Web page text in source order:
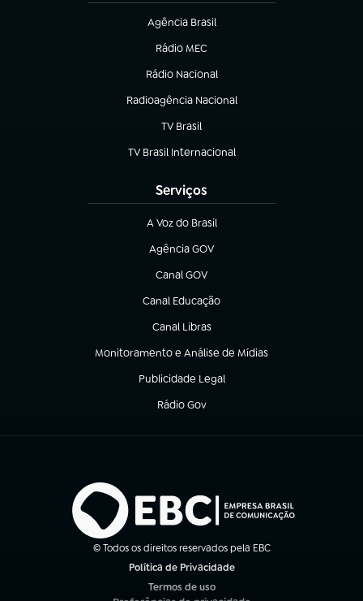
Agência Brasil
(abre em nova aba)
Rádio MEC
(abre em nova aba)
Rádio Nacional
Radioagência Nacional
(abre em nova aba)
TV Brasil
(abre em nova aba)
TV Brasil Internacional
(abre em nova aba)
Serviços
A Voz do Brasil
(abre em nova aba)
Agência GOV
(abre em nova aba)
Canal GOV
(abre em nova aba)
Canal Educação
(abre em nova aba)
Canal Libras
(abre em nova aba)
Monitoramento e Análise de Mídias
(abre em nova aba)
Publicidade Legal
(abre em nova aba)
Rádio Gov
(abre em nova aba)
© Todos os direitos reservados pela EBC
Política de Privacidade
Termos de uso
(abre em nova aba)